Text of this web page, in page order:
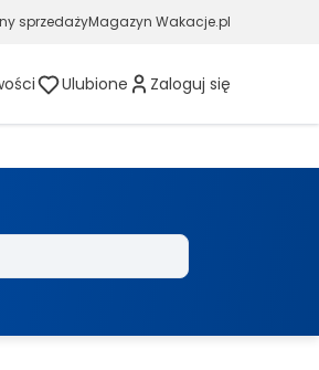
sprzedażyMagazyn Wakacje.pl
Ulubione Zaloguj się